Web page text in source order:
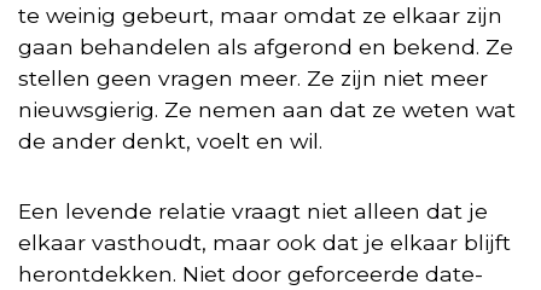
te weinig gebeurt, maar omdat ze elkaar zijn
gaan behandelen als afgerond en bekend. Ze
stellen geen vragen meer. Ze zijn niet meer
nieuwsgierig. Ze nemen aan dat ze weten wat
de ander denkt, voelt en wil.
Een levende relatie vraagt niet alleen dat je
elkaar vasthoudt, maar ook dat je elkaar blijft
herontdekken. Niet door geforceerde date-